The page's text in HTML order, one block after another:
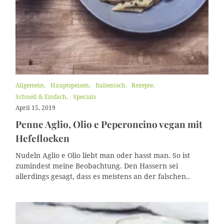
K
a
t
e
o
r
i
n
Allgemein Hauptspeisen Italienisch
Rezepte
Schnell & Einfach
Specials
April 15, 2019
Penne Aglio, Olio e Peperoncino vegan mit
Hefeflocken
Nudeln Aglio e Olio liebt man oder hasst man. So ist
zumindest meine Beobachtung. Den Hassern sei
allerdings gesagt, dass es meistens an der falschen..